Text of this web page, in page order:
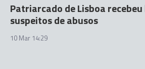
Patriarcado de Lisboa
suspeitos de abusos
10 Mar 14:29